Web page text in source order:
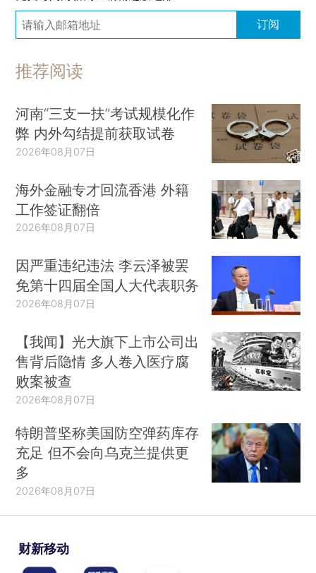
订阅
推荐阅读
河南“三支一扶”考试规模化作
弊 内外勾结提前获取试卷
2026年08月07日
海外金融专才回流香港 外籍
工作签证翻倍
2026年08月07日
因严重违纪违法 李云泽被罢
免第十四届全国人大代表职务
2026年08月07日
【我闻】光大旗下上市公司出
售背后隐情 多人卷入医疗腐
败案被查
2026年08月07日
特朗普坚称美国防空弹药库存
充足 但不会向乌克兰提供更
多
2026年08月07日
财新移动